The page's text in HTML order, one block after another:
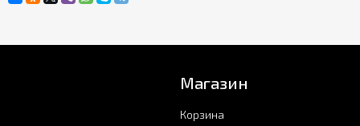
Магазин
Корзина